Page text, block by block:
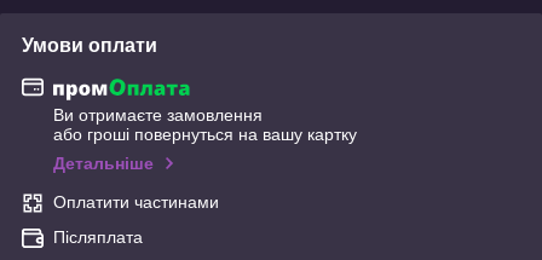
Умови оплати
Ви отримаєте замовлення
або гроші повернуться на вашу картку
Детальніше
Оплатити частинами
Післяплата